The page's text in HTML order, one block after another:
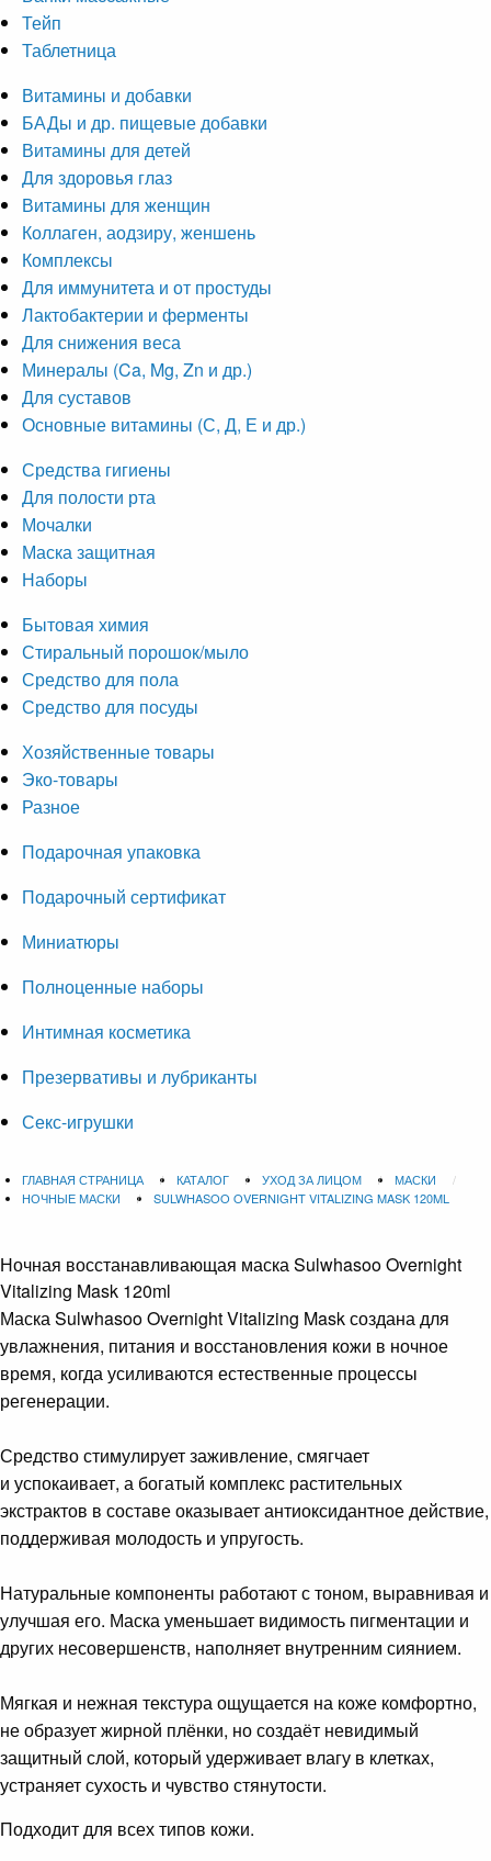
Тейп
Таблетница
Витамины и добавки
БАДы и др. пищевые добавки
Витамины для детей
Для здоровья глаз
Витамины для женщин
Коллаген, аодзиру, женшень
Комплексы
Для иммунитета и от простуды
Лактобактерии и ферменты
Для снижения веса
Минералы (Ca, Mg, Zn и др.)
Для суставов
Основные витамины (С, Д, Е и др.)
Средства гигиены
Для полости рта
Мочалки
Маска защитная
Наборы
Бытовая химия
Стиральный порошок/мыло
Средство для пола
Средство для посуды
Хозяйственные товары
Эко-товары
Разное
Подарочная упаковка
Подарочный сертификат
Миниатюры
Полноценные наборы
Интимная косметика
Презервативы и лубриканты
Секс-игрушки
ГЛАВНАЯ СТРАНИЦА КАТАЛОГ УХОД ЗА ЛИЦОМ
МАСКИ
НОЧНЫЕ МАСКИ
SULWHASOO OVERNIGHT VITALIZING MASK 120ML
Ночная восстанавливающая маскаSulwhasoo Overnight
Vitalizing Mask 120ml
Маска Sulwhasoo Overnight Vitalizing Mask создана для
увлажнения, питания и восстановления кожи в ночное
время, когда усиливаются естественные процессы
регенерации.
Средство стимулирует заживление, смягчает
и успокаивает, а богатый комплекс растительных
экстрактов в составе оказывает антиоксидантное действие,
поддерживая молодость и упругость.
Натуральные компоненты работают с тоном, выравнивая и
улучшая его. Маска уменьшает видимость пигментации и
других несовершенств, наполняет внутренним сиянием.
Мягкая и нежная текстура ощущается на коже комфортно,
не образует жирной плёнки, но создаёт невидимый
защитный слой, который удерживает влагу в клетках,
устраняет сухость и чувство стянутости.
Подходит для всех типов кожи.